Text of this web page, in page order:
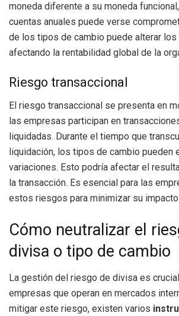
moneda diferente a su moneda
cuentas anuales puede verse
de los tipos de cambio puede alterar
afectando la rentabilidad global de la
Riesgo transaccional
El riesgo transaccional se presenta en
las empresas participan en
liquidadas. Durante el tiempo que
liquidación, los tipos de cambio pueden
variaciones. Esto podría afectar el
la transacción. Es esencial para las
estos riesgos para minimizar su
Cómo neutralizar el
divisa o tipo de cambio
La gestión del riesgo de divisa es
empresas que operan en mercados
mitigar este riesgo, existen varios